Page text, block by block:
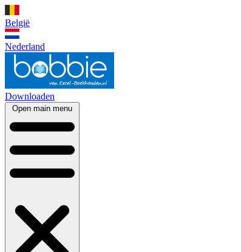
België
Nederland
Downloaden
Open main menu